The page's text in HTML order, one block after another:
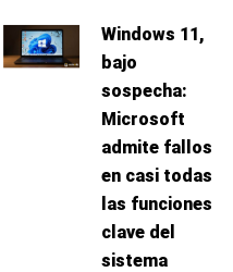
Windows 11,
bajo
sospecha:
Microsoft
admite fallos
en casi todas
las funciones
clave del
sistema